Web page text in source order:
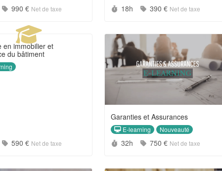
: Prix :
990 € Net de taxe Durée :
18h Prix :
390 € Net de taxe
en immobilier et
du bâtiment
: Prix :
590 € Net de taxe
Garanties et Assurances
E-learning Nouveauté
Durée :
32h Prix :
750 € Net de taxe